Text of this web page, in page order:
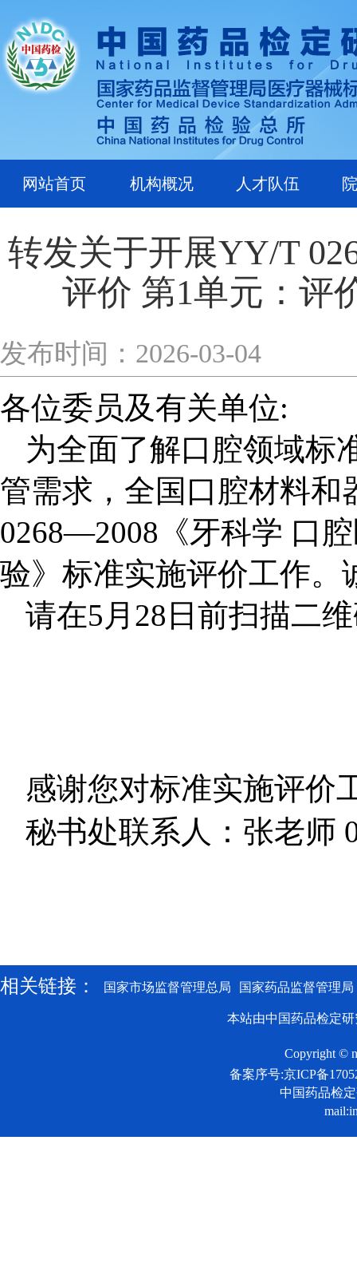
网站首页 机构概况 人才队伍
转发关于开展YY/T
评价 第1单元：评
发布时间：2026-03-04
各位委员及有关单位:
为全面了解口腔领域标
管需求，全国口腔材料和
0268—2008 《牙科学 口
验》标准实施评价工作。
请在5 月 28 日前扫描二
感谢您对标准实施评价
秘书处联系人：张老师
相关链接： 国家市场监督管理总局 国家药品监督管理局
本站由中国药品检定
Copyright ©
备案序号:京ICP备
中国药品检